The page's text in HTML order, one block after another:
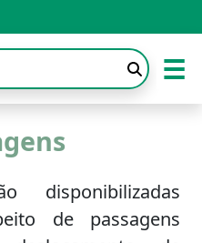
☰
disponibilizadas
de passagens